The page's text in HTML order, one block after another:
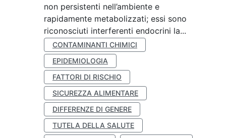
non persistenti nell’ambiente e
rapidamente metabolizzati; essi sono
riconosciuti interferenti endocrini la...
CONTAMINANTI CHIMICI
EPIDEMIOLOGIA
FATTORI DI RISCHIO
SICUREZZA ALIMENTARE
DIFFERENZE DI GENERE
TUTELA DELLA SALUTE